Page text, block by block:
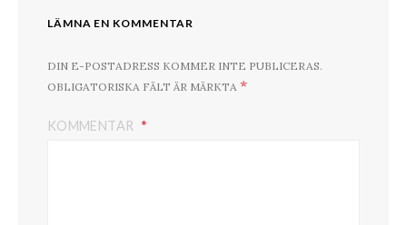
LÄMNA EN KOMMENTAR
DIN E-POSTADRESS KOMMER INTE PUBLICERAS.
OBLIGATORISKA FÄLT ÄR MÄRKTA *
KOMMENTAR